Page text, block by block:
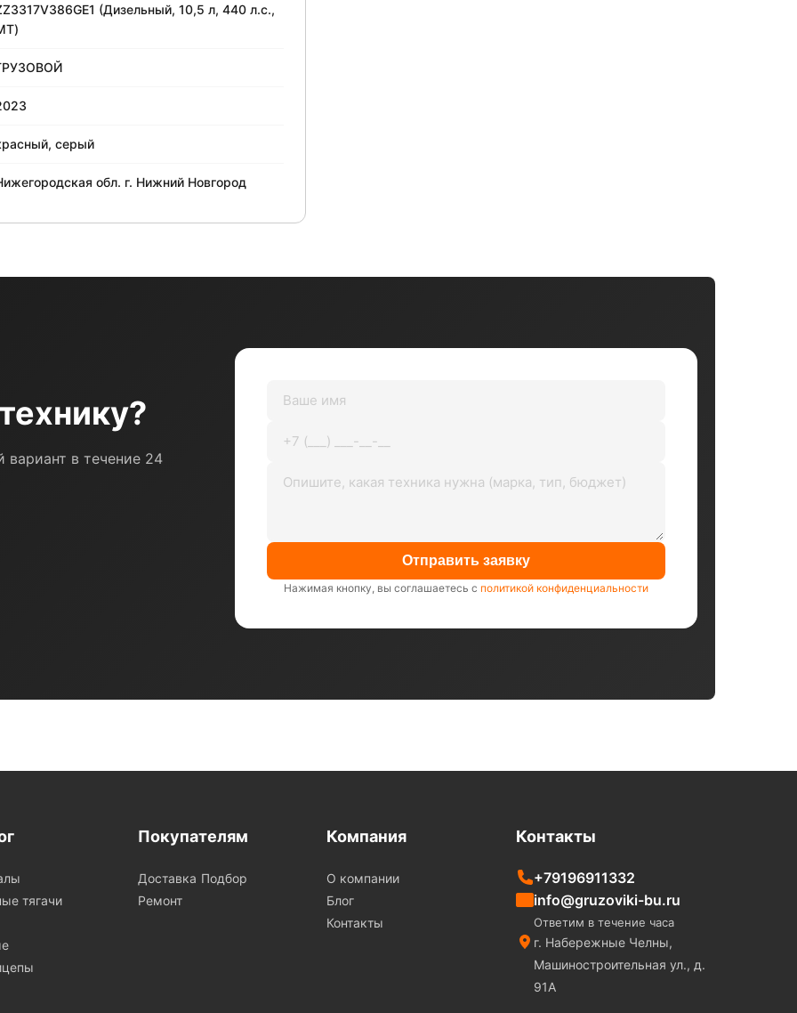
(Дизельный, 10,5 л, 440 л.с.,
серый
обл. г. Нижний Новгород
в течение 24
Отправить заявку
Нажимая кнопку, вы соглашаетесь с политикой конфиденциальности
тягачи
Покупателям
Доставка Подбор
Ремонт
Компания
О компании
Блог
Контакты
Контакты
+79196911332
info@gruzoviki-bu.ru
Ответим в течение часа
г. Набережные Челны,
Машиностроительная ул., д.
91А